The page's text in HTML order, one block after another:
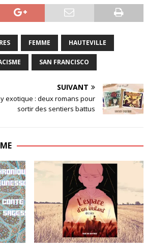
FEMME HAUTEVILLE
SAN FRANCISCO
SUIVANT
exotique : deux romans pour
sortir des sentiers battus